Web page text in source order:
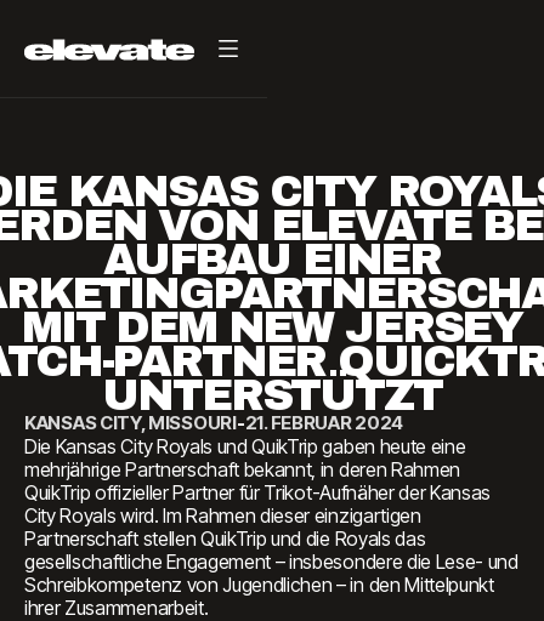
KANSAS CITY
VON ELEVATE
AUFBAU EINER
MIT DEM NEW JERSEY
PARTNER
UNTERSTÜTZT
KANSAS CITY, MISSOURI-21. FEBRUAR 2024
Die Kansas City Royals und QuikTrip gaben heute eine
mehrjährige Partnerschaft bekannt, in deren Rahmen
QuikTrip offizieller Partner für Trikot-Aufnäher der Kansas
City Royals wird. Im Rahmen dieser einzigartigen
Partnerschaft stellen QuikTrip und die Royals das
gesellschaftliche Engagement – insbesondere die Lese- und
Schreibkompetenz von Jugendlichen – in den Mittelpunkt
ihrer Zusammenarbeit.